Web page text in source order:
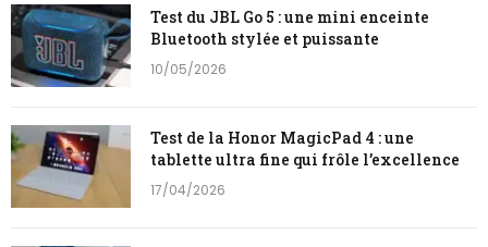
Test du JBL Go 5 : une mini enceinte
Bluetooth stylée et puissante
10/05/2026
Test de la Honor MagicPad 4 : une
tablette ultra fine qui frôle l’excellence
17/04/2026